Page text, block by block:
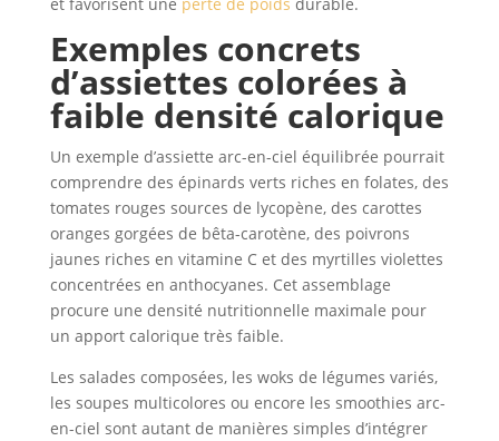
Exemples concrets
d’assiettes colorées à
faible densité calorique
Un exemple d’assiette arc-en-ciel équilibrée pourrait
comprendre des épinards verts riches en folates, des
tomates rouges sources de lycopène, des carottes
oranges gorgées de bêta-carotène, des poivrons
jaunes riches en vitamine C et des myrtilles violettes
concentrées en anthocyanes. Cet assemblage
procure une densité nutritionnelle maximale pour
un apport calorique très faible.
Les salades composées, les woks de légumes variés,
les soupes multicolores ou encore les smoothies arc-
en-ciel sont autant de manières simples d’intégrer